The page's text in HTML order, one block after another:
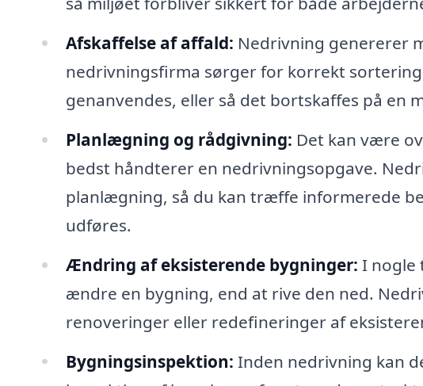
Afskaffelse af affald: Nedrivning genererer
nedrivningsfirma sørger for korrekt
genanvendes, eller så det bortskaffes på en
Planlægning og rådgivning: Det kan være
bedst håndterer en nedrivningsopgave.
planlægning, så du kan træffe informerede
udføres.
Ændring af eksisterende bygninger: I nogle
ændre en bygning, end at rive den ned.
renoveringer eller redefineringer af
Bygningsinspektion: Inden nedrivning kan